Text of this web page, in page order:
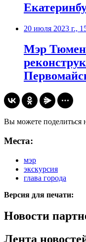
20 июля 2023 г.,
Мэр
Вы можете поделиться
Места:
мэр
экскурсия
глава города
Версия для печати:
Новости
Лента